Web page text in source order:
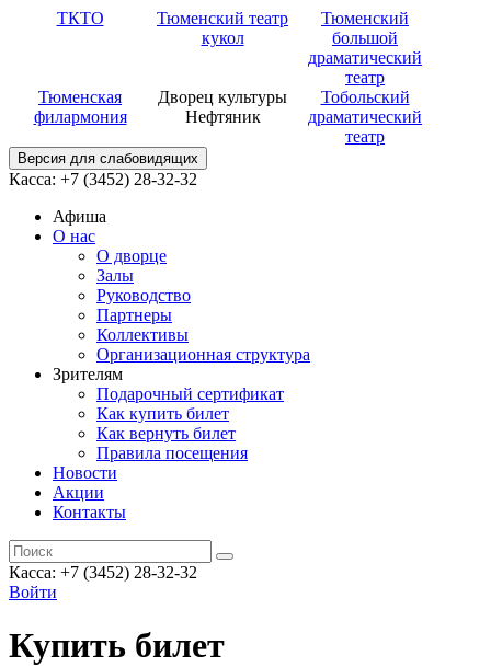
ТКТО
Тюменский театр
кукол
Тюменский
большой
драматический
театр
Тюменская
филармония
Дворец культуры
Нефтяник
Тобольский
драматический
театр
Версия для слабовидящих
Касса: +7 (3452) 28-32-32
Афиша
О нас
О дворце
Залы
Руководство
Партнеры
Коллективы
Организационная структура
Зрителям
Подарочный сертификат
Как купить билет
Как вернуть билет
Правила посещения
Новости
Акции
Контакты
Касса: +7 (3452) 28-32-32
Войти
Купить билет